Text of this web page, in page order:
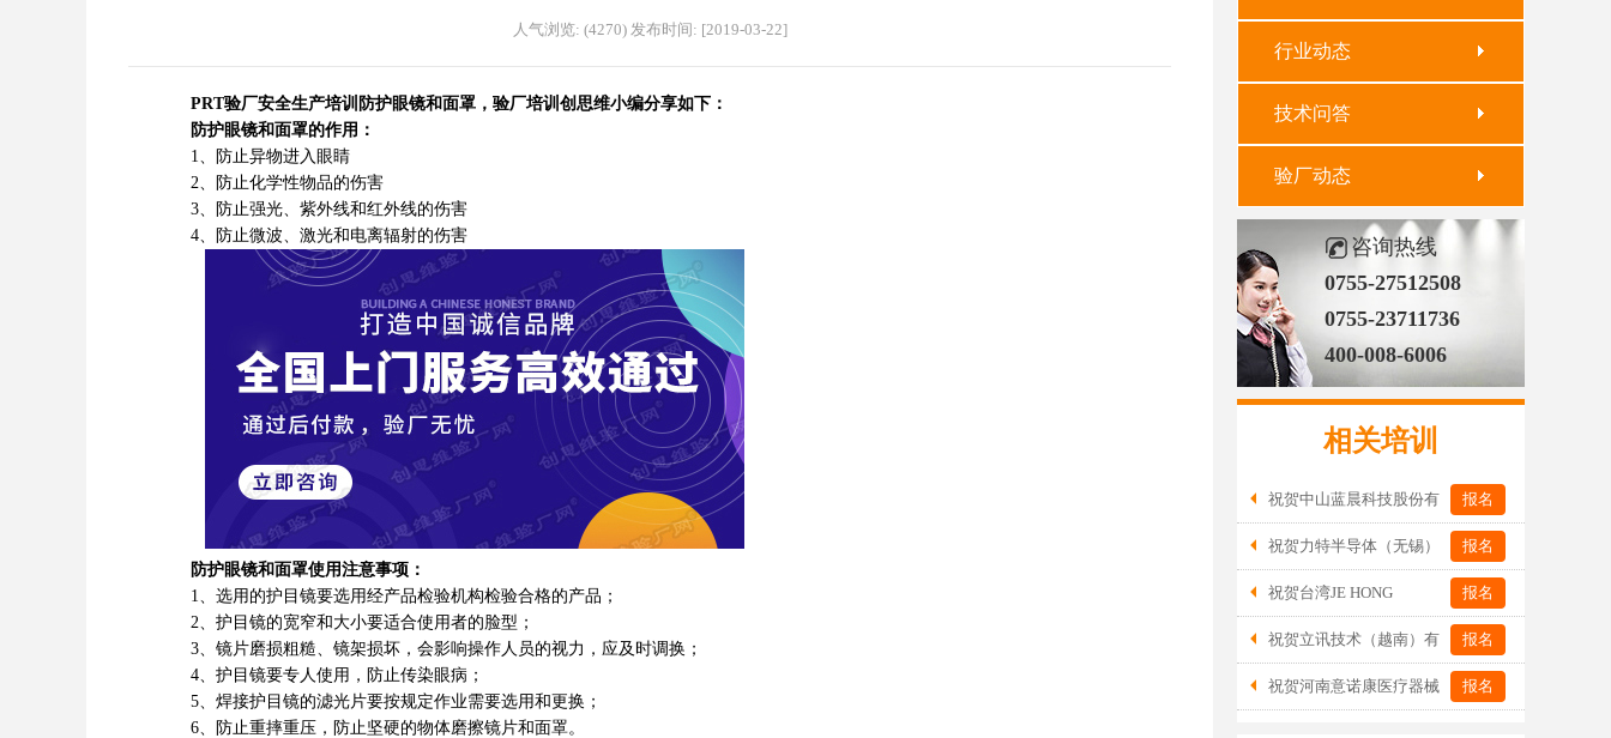
行业动态
技术问答
验厂动态
咨询热线
0755-27512508
0755-23711736
400-008-6006
相关培训
报名
祝贺中山蓝晨科技股份有
限公司2026年一次性成功通过BSCI验
报名
祝贺力特半导体（无锡）
有限公司2026年一次性成功通过RBA-
报名
祝贺台湾JE HONG
INTERNATIONAL TEXTILE CO., LTD
2026年一次性成功通过GRS认证
报名
祝贺立讯技术（越南）有
限公司2026年一次性成功通过RBA-VAP
报名
祝贺河南意诺康医疗器械
人气浏览: (4270) 发布时间: [2019-03-22]
PRT验厂安全生产培训防护眼镜和面罩，验厂培训创思维小编分享如下：
防护眼镜和面罩的作用：
1、防止异物进入眼睛
2、防止化学性物品的伤害
3、防止强光、紫外线和红外线的伤害
4、防止微波、激光和电离辐射的伤害
防护眼镜和面罩使用注意事项：
1、选用的护目镜要选用经产品检验机构检验合格的产品；
2、护目镜的宽窄和大小要适合使用者的脸型；
3、镜片磨损粗糙、镜架损坏，会影响操作人员的视力，应及时调换；
4、护目镜要专人使用，防止传染眼病；
5、焊接护目镜的滤光片要按规定作业需要选用和更换；
6、防止重摔重压，防止坚硬的物体磨擦镜片和面罩。